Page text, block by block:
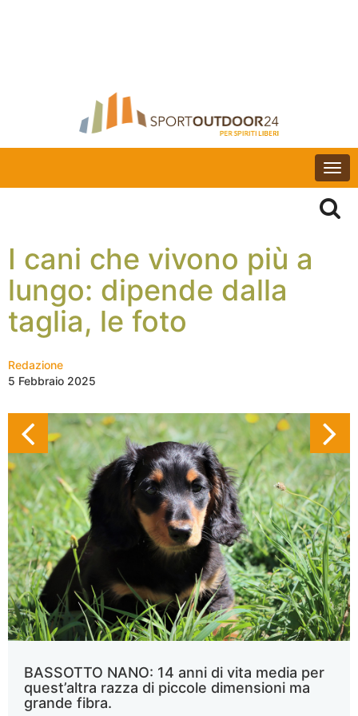
I cani che vivono più a
lungo: dipende dalla
taglia, le foto
Redazione
5 Febbraio 2025
BASSOTTO NANO: 14 anni di vita media per
quest’altra razza di piccole dimensioni ma
grande fibra.